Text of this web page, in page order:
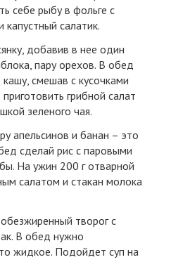
себе рыбу в фольге с
салатик.
добавив в нее один
пару орехов. В обед
смешав с кусочками
грибной салат
зеленого чая.
апельсинов и банан – это
сделай рис с паровыми
На ужин 200 г отварной
салатом и стакан молока
творог с
В обед нужно
жидкое. Подойдет суп на